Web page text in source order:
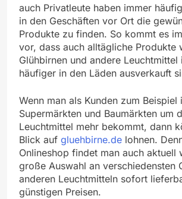
auch Privatleute haben immer
in den Geschäften vor Ort die
Produkte zu finden. So kommt es
vor, dass auch alltägliche Produkte
Glühbirnen und andere Leuchtmittel
häufiger in den Läden ausverkauft
Wenn man als Kunden zum Beispiel
Supermärkten und Baumärkten um
Leuchtmittel mehr bekommt, dann
Blick auf gluehbirne.de lohnen.
Onlineshop findet man auch aktuell
große Auswahl an verschiedensten
anderen Leuchtmitteln sofort
günstigen Preisen.